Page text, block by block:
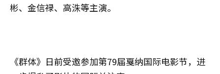
彬、金信禄、高洙等主演。
《群体》日前受邀参加第79届戛纳国际电影节，进